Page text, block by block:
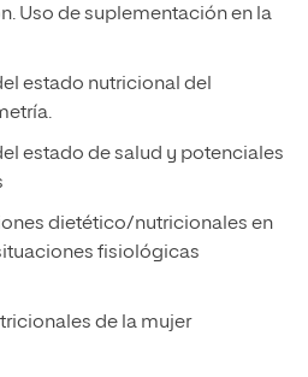
Uso de suplementación en la
estado nutricional del
estado de salud y potenciales
dietético/nutricionales en
fisiológicas
de la mujer